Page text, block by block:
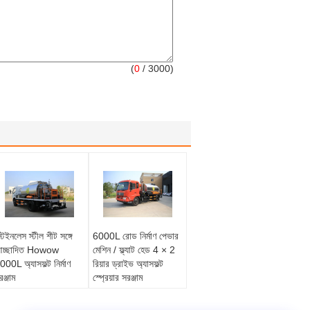
(0 / 3000)
স্টীল শীট সঙ্গে
Howow
অ্যাসফল্ট নির্মাণ
6000L রোড নির্মাণ পেভার
মেশিন / ফ্ল্যাট হেড 4 × 2
রিয়ার ড্রাইভ অ্যাসফল্ট
স্প্রেয়ার সরঞ্জাম